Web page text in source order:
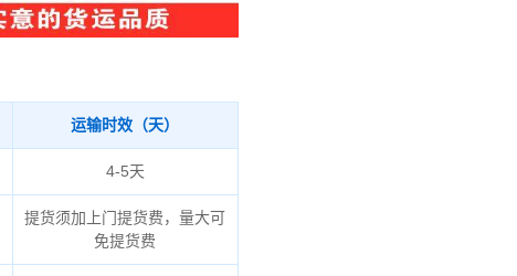
运输时效（天）
4-5天
提货须加上门提货费，量大可
免提货费